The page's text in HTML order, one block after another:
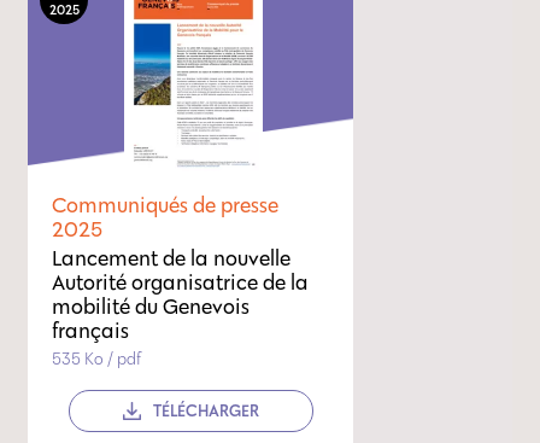
2025
Communiqués de presse
2025
Lancement de la nouvelle
Autorité organisatrice de la
mobilité du Genevois
français
535 Ko / pdf
TÉLÉCHARGER